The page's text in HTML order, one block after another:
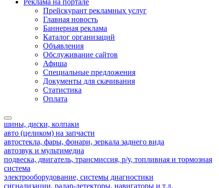
Реклама на портале
Прейскурант рекламных услуг
Главная новость
Баннерная реклама
Каталог организаций
Объявления
Обслуживание сайтов
Афиша
Специальные предложения
Документы для скачивания
Статистика
Оплата
шины, диски, колпаки
авто (целиком) на запчасти
автостекла, фары, фонари, зеркала заднего вида
автозвук и мультимедиа
подвеска, двигатель, трансмиссия, р/у, топливная и тормозная
система
электрооборудование, системы диагностики
сигнализации, радар-детекторы, навигаторы и т.д.